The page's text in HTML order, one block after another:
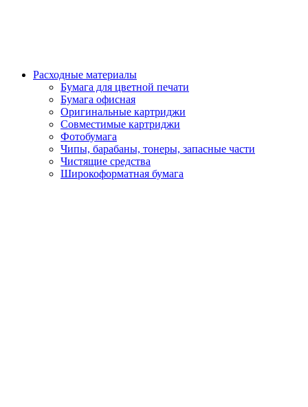
Расходные материалы
Бумага для цветной печати
Бумага офисная
Оригинальные картриджи
Совместимые картриджи
Фотобумага
Чипы, барабаны, тонеры, запасные части
Чистящие средства
Широкоформатная бумага